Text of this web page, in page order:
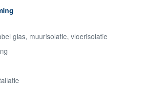
glas, muurisolatie, vloerisolatie